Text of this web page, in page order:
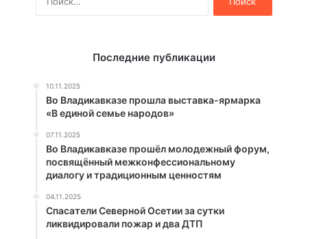
Последние публикации
10.11.2025
Во Владикавказе прошла выставка-ярмарка
«В единой семье народов»
07.11.2025
Во Владикавказе прошёл молодежный форум,
посвящённый межконфессиональному
диалогу и традиционным ценностям
04.11.2025
Спасатели Северной Осетии за сутки
ликвидировали пожар и два ДТП